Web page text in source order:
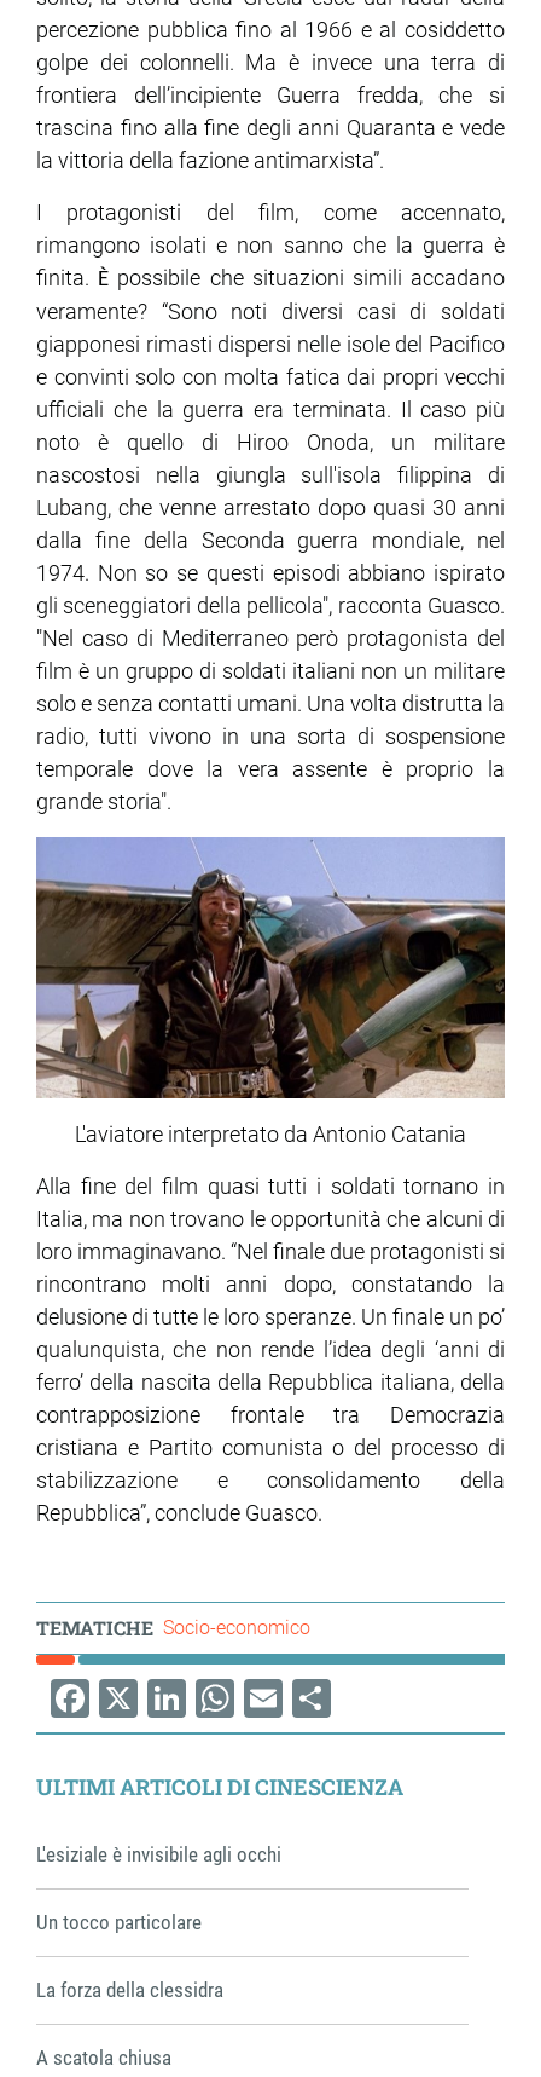
percezione pubblica fino al 1966 e al cosiddetto
golpe dei colonnelli. Ma è invece una terra di
frontiera dell’incipiente Guerra fredda, che si
trascina fino alla fine degli anni Quaranta e vede
la vittoria della fazione antimarxista”.
I protagonisti del film, come accennato,
rimangono isolati e non sanno che la guerra è
finita. È possibile che situazioni simili accadano
veramente? “Sono noti diversi casi di soldati
giapponesi rimasti dispersi nelle isole del Pacifico
e convinti solo con molta fatica dai propri vecchi
ufficiali che la guerra era terminata. Il caso più
noto è quello di Hiroo Onoda, un militare
nascostosi nella giungla sull'isola filippina di
Lubang, che venne arrestato dopo quasi 30 anni
dalla fine della Seconda guerra mondiale, nel
1974. Non so se questi episodi abbiano ispirato
gli sceneggiatori della pellicola", racconta Guasco.
"Nel caso di Mediterraneo però protagonista del
film è un gruppo di soldati italiani non un militare
solo e senza contatti umani. Una volta distrutta la
radio, tutti vivono in una sorta di sospensione
temporale dove la vera assente è proprio la
grande storia".
L'aviatore interpretato da Antonio Catania
Alla fine del film quasi tutti i soldati tornano in
Italia, ma non trovano le opportunità che alcuni di
loro immaginavano. “Nel finale due protagonisti si
rincontrano molti anni dopo, constatando la
delusione di tutte le loro speranze. Un finale un po’
qualunquista, che non rende l’idea degli ‘anni di
ferro’ della nascita della Repubblica italiana, della
contrapposizione frontale tra Democrazia
cristiana e Partito comunista o del processo di
stabilizzazione e consolidamento della
Repubblica”, conclude Guasco.
TEMATICHE Socio-economico
Facebook
X LinkedIn
WhatsApp
EmailShare
ULTIMI ARTICOLI DI CINESCIENZA
L'esiziale è invisibile agli occhi
Un tocco particolare
La forza della clessidra
A scatola chiusa